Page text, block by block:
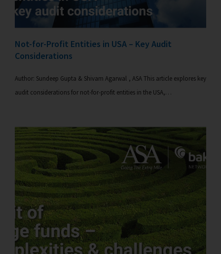
Not-for-Profit Entities in USA – Key Audit
Considerations
Author: Sundeep Gupta & Shivam Agarwal , ASA This article explores key
audit considerations for not-for-profit entities in the USA,…